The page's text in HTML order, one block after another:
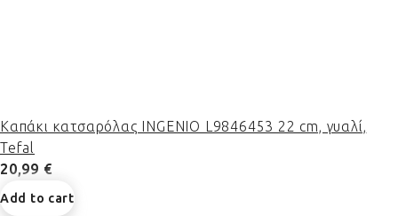
Καπάκι κατσαρόλας INGENIO L9846453 22 cm, γυαλί,
Tefal
20,99 €
Add to cart